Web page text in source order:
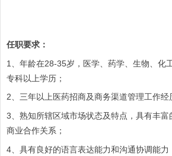
任职要求：
1、年龄在28-35岁，医学、药学、生物、化
专科以上学历；
2、三年以上医药招商及商务渠道管理工作经
3、熟知所辖区域市场状态及特点，具有丰富
商业合作关系；
4、具有良好的语言表达能力和沟通协调能